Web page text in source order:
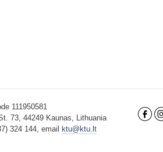
111950581
73, 44249 Kaunas, Lithuania
324 144, email
ktu@ktu.lt